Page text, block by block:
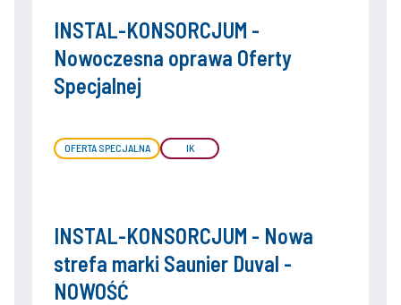
INSTAL-KONSORCJUM -
Nowoczesna oprawa Oferty
Specjalnej
OFERTA SPECJALNA IK
INSTAL-KONSORCJUM - Nowa
strefa marki Saunier Duval -
NOWOŚĆ